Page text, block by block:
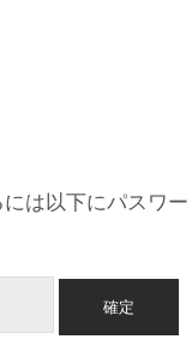
は以下にパスワ